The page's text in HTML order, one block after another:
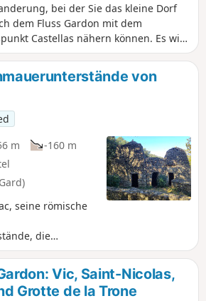
bei der Sie das kleine Dorf
dem Fluss Gardon mit dem
Castellas nähern können. Es wird
Wanderung im Hochsommer zu
nur sehr wenige schattige von
m
-160 m
seine römische
die
für
Vic, Saint-Nicolas,
Grotte de la Trone